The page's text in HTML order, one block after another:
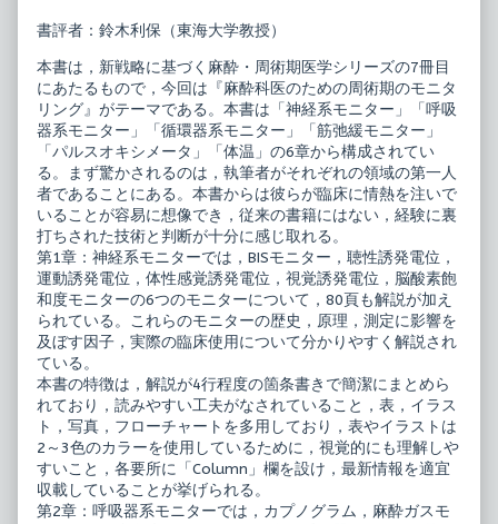
酔・
周
術
期
医
学
麻
酔
科
医
の
た
め
の
周
術
期
の
モ
ニ
タ
リ
ン
グ
published
on
略
基
づ
く
麻
酔・
周
術
期
医
学
麻
酔
科
医
の
た
め
周
術
期
の
モ
ニ
タ
リ
ン
書評者：鈴木利保（東海大学教授）
本書は，新戦略に基づく麻酔・周術期医学シリーズの7冊目
にあたるもので，今回は『麻酔科医のための周術期のモニタ
リング』がテーマである。本書は「神経系モニター」「呼吸
器系モニター」「循環器系モニター」「筋弛緩モニター」
「パルスオキシメータ」「体温」の6章から構成されてい
る。まず驚かされるのは，執筆者がそれぞれの領域の第一人
者であることにある。本書からは彼らが臨床に情熱を注いで
いることが容易に想像でき，従来の書籍にはない，経験に裏
打ちされた技術と判断が十分に感じ取れる。
第1章：神経系モニターでは，BISモニター，聴性誘発電位，
運動誘発電位，体性感覚誘発電位，視覚誘発電位，脳酸素飽
和度モニターの6つのモニターについて，80頁も解説が加え
られている。これらのモニターの歴史，原理，測定に影響を
及ぼす因子，実際の臨床使用について分かりやすく解説され
ている。
本書の特徴は，解説が4行程度の箇条書きで簡潔にまとめら
れており，読みやすい工夫がなされていること，表，イラス
ト，写真，フローチャートを多用しており，表やイラストは
2～3色のカラーを使用しているために，視覚的にも理解しや
すいこと，各要所に「Column」欄を設け，最新情報を適宜
収載していることが挙げられる。
第2章：呼吸器系モニターでは，カプノグラム，麻酔ガスモ